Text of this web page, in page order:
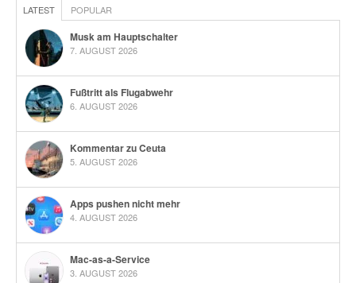
LATEST POPULAR
Musk am Hauptschalter
7. AUGUST 2026
Fußtritt als Flugabwehr
6. AUGUST 2026
Kommentar zu Ceuta
5. AUGUST 2026
Apps pushen nicht mehr
4. AUGUST 2026
Mac-as-a-Service
3. AUGUST 2026